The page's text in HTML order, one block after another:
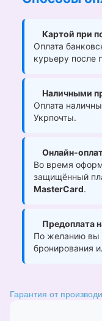
Картой при
Оплата
курьеру после
Наличными
Оплата
Укрпочты.
Онлайн-
Во время
защищённый
MasterCard.
Предоплата
По желанию вы
бронирования
Гарантия от